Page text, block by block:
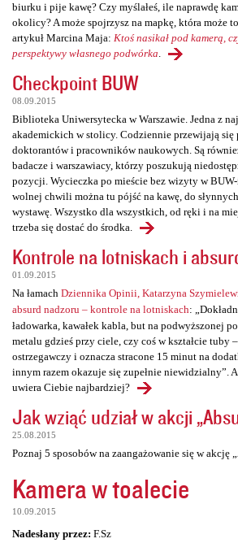
biurku i pije kawę? Czy myślałeś, ile naprawdę
okolicy? A może spojrzysz na mapkę, która może
artykuł Marcina Maja: Ktoś nasikał pod kamerą,
perspektywy własnego podwórka
Checkpoint BUW
08.09.2015
Biblioteka Uniwersytecka w Warszawie. Jedna z
akademickich w stolicy. Codziennie przewijają się
doktorantów i pracowników naukowych. Są
badacze i warszawiacy, którzy poszukują
pozycji. Wycieczka po mieście bez wizyty w
wolnej chwili można tu pójść na kawę, do
wystawę. Wszystko dla wszystkich, od ręki i na
trzeba się dostać do środka.
Kontrole na lotniskach i
01.09.2015
Na łamach Dziennika Opinii, Katarzyna
absurd nadzoru – kontrole na lotniskach:
ładowarka, kawałek kabla, but na podwyższonej
metalu gdzieś przy ciele, czy coś w kształcie tuby
ostrzegawczy i oznacza stracone 15 minut na
innym razem okazuje się zupełnie niewidzialny”.
uwiera Ciebie najbardziej?
Jak wziąć udział w akcji
25.08.2015
Poznaj 5 sposobów na zaangażowanie się w akcję
Kamera w toalecie
10.09.2015
Nadesłany przez: F.Sz